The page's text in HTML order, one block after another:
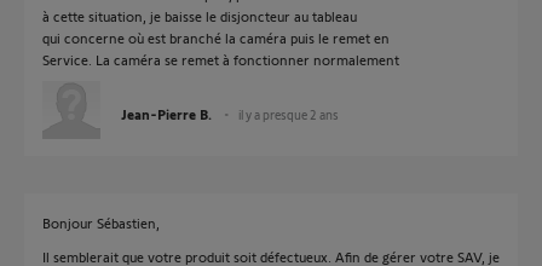
à cette situation, je baisse le disjoncteur au tableau
qui concerne où est branché la caméra puis le remet en
Service. La caméra se remet à fonctionner normalement
Jean-Pierre B. il y a presque 2 ans
Bonjour Sébastien,
Il semblerait que votre produit soit défectueux. Afin de gérer votre SAV, je